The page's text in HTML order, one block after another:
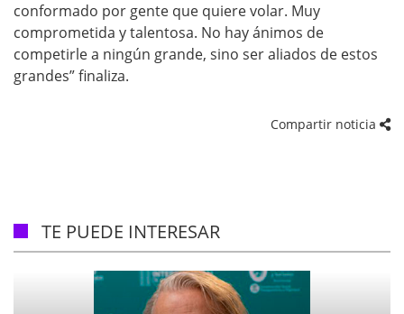
conformado por gente que quiere volar. Muy
comprometida y talentosa. No hay ánimos de
competirle a ningún grande, sino ser aliados de estos
grandes” finaliza.
Compartir noticia
TE PUEDE INTERESAR